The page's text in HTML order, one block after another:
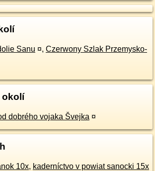
Sanu ¤, Czerwony Szlak Przemysko-
okolí
dobrého vojaka Švejka ¤
10x, kaderníctvo v powiat sanocki 15x